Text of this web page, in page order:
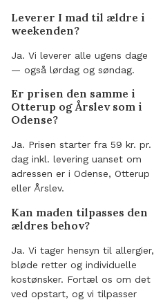
Leverer I mad til ældre i
weekenden?
Ja. Vi leverer alle ugens dage
— også lørdag og søndag.
Er prisen den samme i
Otterup og Årslev som i
Odense?
Ja. Prisen starter fra 59 kr. pr.
dag inkl. levering uanset om
adressen er i Odense, Otterup
eller Årslev.
Kan maden tilpasses den
ældres behov?
Ja. Vi tager hensyn til allergier,
bløde retter og individuelle
kostønsker. Fortæl os om det
ved opstart, og vi tilpasser